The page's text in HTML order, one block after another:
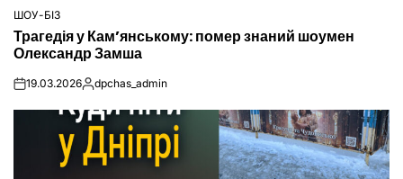
ОПУБЛІКУВАТИ
ШОУ-БІЗ
Трагедія у Кам’янському: помер знаний шоумен
Олександр Замша
on19.03.2026Опубліковано
dpchas_admin